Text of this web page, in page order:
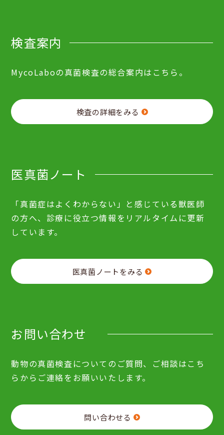
検査案内
MycoLaboの真菌検査の総合案内はこちら。
検査の詳細をみる
医真菌ノート
「真菌症はよくわからない」と感じている獣医師
の方へ、診療に役立つ情報をリアルタイムに更新
しています。
医真菌ノートをみる
お問い合わせ
動物の真菌検査についてのご質問、ご相談はこち
らからご連絡をお願いいたします。
問い合わせる